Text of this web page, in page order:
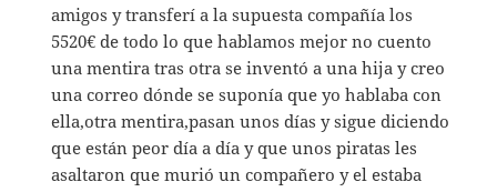
amigos y transferí a la supuesta compañía los
5520€ de todo lo que hablamos mejor no cuento
una mentira tras otra se inventó a una hija y creo
una correo dónde se suponía que yo hablaba con
ella,otra mentira,pasan unos días y sigue diciendo
que están peor día a día y que unos piratas les
asaltaron que murió un compañero y el estaba